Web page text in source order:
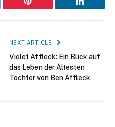
Pinterest LinkedIn
NEXT ARTICLE
Violet Affleck: Ein Blick auf
das Leben der Ältesten
Tochter von Ben Affleck